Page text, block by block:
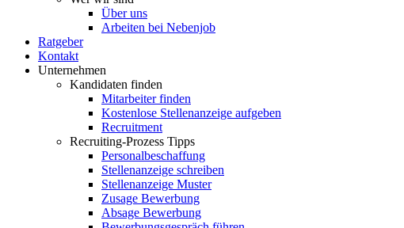
Über uns
Arbeiten bei Nebenjob
Ratgeber
Kontakt
Unternehmen
Kandidaten finden
Mitarbeiter finden
Kostenlose Stellenanzeige aufgeben
Recruitment
Recruiting-Prozess Tipps
Personalbeschaffung
Stellenanzeige schreiben
Stellenanzeige Muster
Zusage Bewerbung
Absage Bewerbung